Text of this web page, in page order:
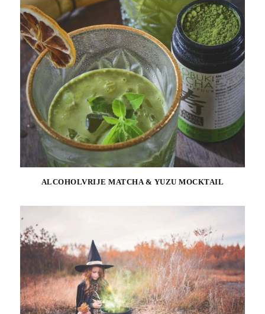
ALCOHOLVRIJE MATCHA & YUZU MOCKTAIL